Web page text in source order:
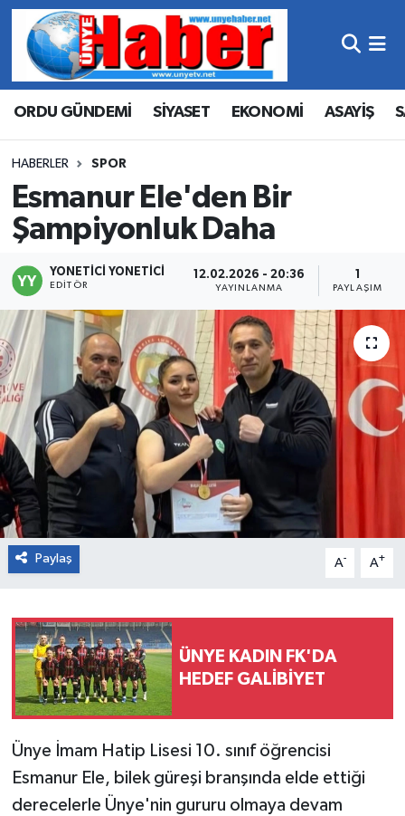
ORDU GÜNDEMİ SİYASET EKONOMİ ASAYİŞ
HABERLER SPOR
Esmanur Ele'den Bir
Şampiyonluk Daha
YONETICI YONETICI
EDITÖR
12.02.2026 - 20:36
YAYINLANMA
1
PAYLAŞIM
Paylaş A- A+
ÜNYE KADIN FK'DA
HEDEF GALİBİYET
Ünye İmam Hatip Lisesi 10. sınıf öğrencisi
Esmanur Ele, bilek güreşi branşında elde ettiği
derecelerle Ünye'nin gururu olmaya devam
Hava Durumu
Trafik Durumu
Süper Lig Puan Durumu ve Fikstür
Tüm Manşetler